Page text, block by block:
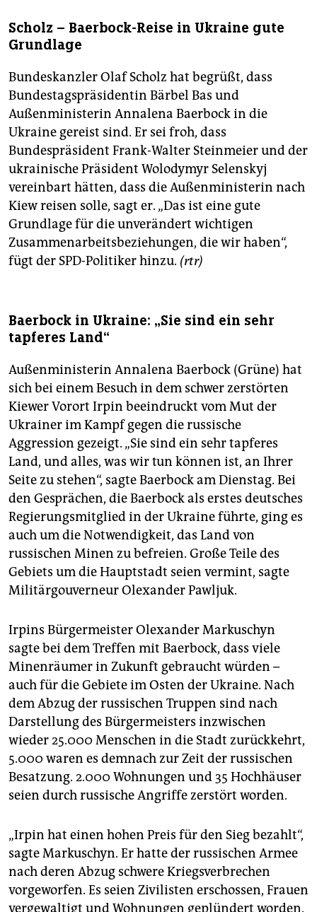
Scholz – Baerbock-Reise in Ukraine gute
Grundlage
Bundeskanzler Olaf Scholz hat begrüßt, dass
Bundestagspräsidentin Bärbel Bas und
Außenministerin Annalena Baerbock in die
Ukraine gereist sind. Er sei froh, dass
Bundespräsident Frank-Walter Steinmeier und der
ukrainische Präsident Wolodymyr Selenskyj
vereinbart hätten, dass die Außenministerin nach
Kiew reisen solle, sagt er. „Das ist eine gute
Grundlage für die unverändert wichtigen
Zusammenarbeitsbeziehungen, die wir haben“,
fügt der SPD-Politiker hinzu. (rtr)
Baerbock in Ukraine: „Sie sind ein sehr
tapferes Land“
Außenministerin Annalena Baerbock (Grüne) hat
sich bei einem Besuch in dem schwer zerstörten
Kiewer Vorort Irpin beeindruckt vom Mut der
Ukrainer im Kampf gegen die russische
Aggression gezeigt. „Sie sind ein sehr tapferes
Land, und alles, was wir tun können ist, an Ihrer
Seite zu stehen“, sagte Baerbock am Dienstag. Bei
den Gesprächen, die Baerbock als erstes deutsches
Regierungsmitglied in der Ukraine führte, ging es
auch um die Notwendigkeit, das Land von
russischen Minen zu befreien. Große Teile des
Gebiets um die Hauptstadt seien vermint, sagte
Militärgouverneur Olexander Pawljuk.
Irpins Bürgermeister Olexander Markuschyn
sagte bei dem Treffen mit Baerbock, dass viele
Minenräumer in Zukunft gebraucht würden –
auch für die Gebiete im Osten der Ukraine. Nach
dem Abzug der russischen Truppen sind nach
Darstellung des Bürgermeisters inzwischen
wieder 25.000 Menschen in die Stadt zurückkehrt,
5.000 waren es demnach zur Zeit der russischen
Besatzung. 2.000 Wohnungen und 35 Hochhäuser
seien durch russische Angriffe zerstört worden.
„Irpin hat einen hohen Preis für den Sieg bezahlt“,
sagte Markuschyn. Er hatte der russischen Armee
nach deren Abzug schwere Kriegsverbrechen
vorgeworfen. Es seien Zivilisten erschossen, Frauen
vergewaltigt und Wohnungen geplündert worden.